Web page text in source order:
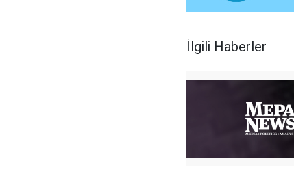
İlgili Haberler